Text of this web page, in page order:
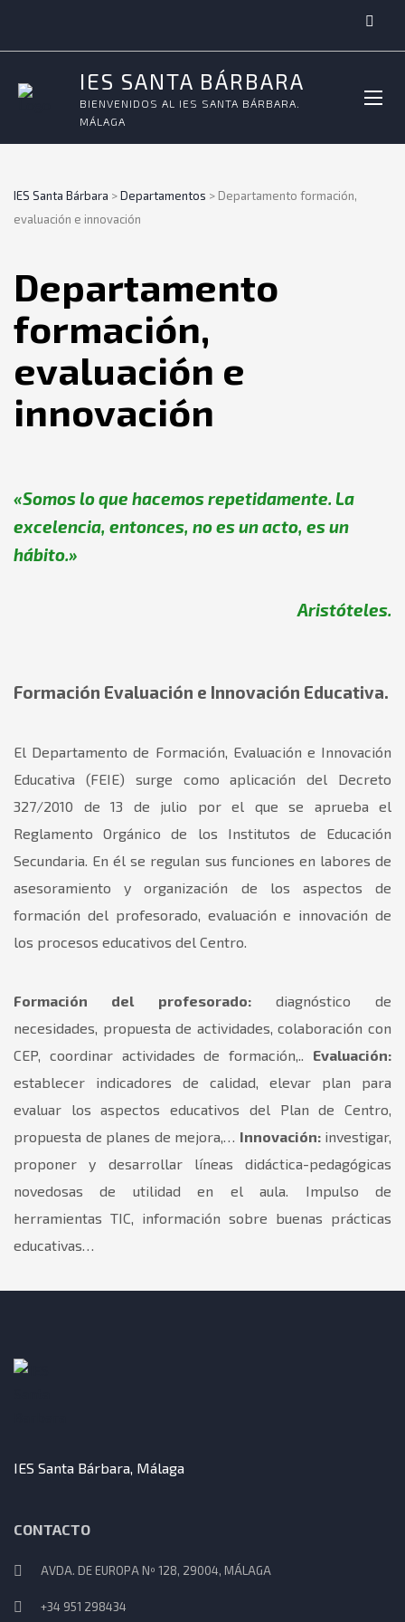
IES SANTA BÁRBARA
BIENVENIDOS AL IES SANTA BÁRBARA.
MÁLAGA
IES Santa Bárbara >Departamentos > Departamento formación,
evaluación e innovación
Departamento
formación,
evaluación e
innovación
«Somos lo que hacemos repetidamente. La
excelencia, entonces, no es un acto, es un
hábito.»
Aristóteles.
Formación Evaluación e Innovación Educativa.
El Departamento de Formación, Evaluación e Innovación
Educativa (FEIE) surge como aplicación del Decreto
327/2010 de 13 de julio por el que se aprueba el
Reglamento Orgánico de los Institutos de Educación
Secundaria. En él se regulan sus funciones en labores de
asesoramiento y organización de los aspectos de
formación del profesorado, evaluación e innovación de
los procesos educativos del Centro.
Formación del profesorado:diagnóstico de
necesidades, propuesta de actividades, colaboración con
CEP, coordinar actividades de formación,..
Evaluación:
establecer indicadores de calidad, elevar plan para
evaluar los aspectos educativos del Plan de Centro,
propuesta de planes de mejora,… Innovación:investigar,
proponer y desarrollar líneas didáctica-pedagógicas
novedosas de utilidad en el aula. Impulso de
herramientas TIC, información sobre buenas prácticas
educativas…
IES Santa Bárbara, Málaga
CONTACTO
AVDA. DE EUROPA Nº 128, 29004, MÁLAGA
+34 951 298434